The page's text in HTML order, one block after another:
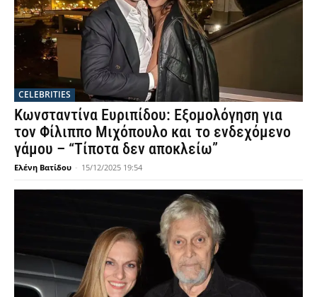
CELEBRITIES
Κωνσταντίνα Ευριπίδου: Εξομολόγηση για
τον Φίλιππο Μιχόπουλο και το ενδεχόμενο
γάμου – “Τίποτα δεν αποκλείω”
Ελένη Βατίδου - 15/12/2025 19:54